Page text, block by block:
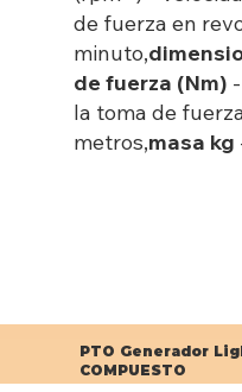
de fuerza en
minuto,
de fuerza (Nm)
la toma de
metros,masa kg
PTO Generador
COMPUESTO